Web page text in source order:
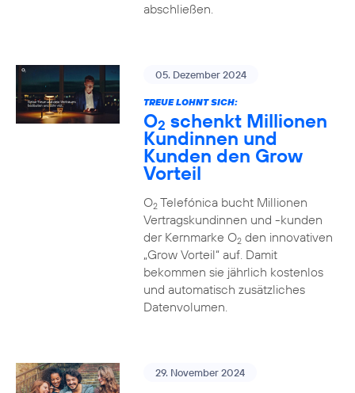
abschließen.
05. Dezember 2024
TREUE LOHNT SICH:
O2 schenkt Millionen
Kundinnen und
Kunden den Grow
Vorteil
O2Telefónica bucht Millionen
Vertragskundinnen und -kunden
der Kernmarke O2den innovativen
„Grow Vorteil“ auf. Damit
bekommen sie jährlich kostenlos
und automatisch zusätzliches
Datenvolumen.
29. November 2024